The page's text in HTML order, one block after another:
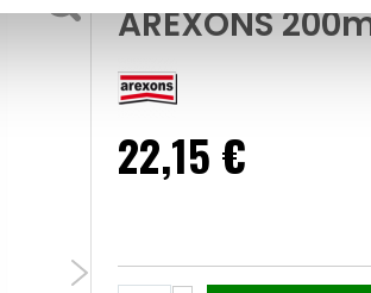
AREXONS
22,15 €